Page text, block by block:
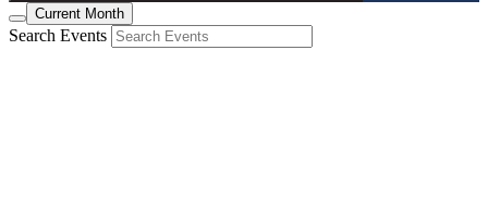
Current Month
Search Events